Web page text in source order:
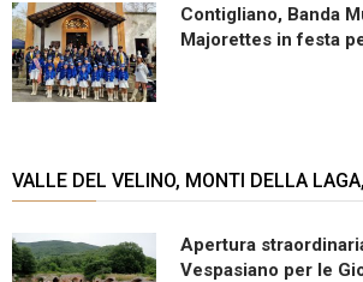
Contigliano, Banda
Majorettes in festa
VALLE DEL VELINO, MONTI DELLA
Apertura
Vespasiano per le